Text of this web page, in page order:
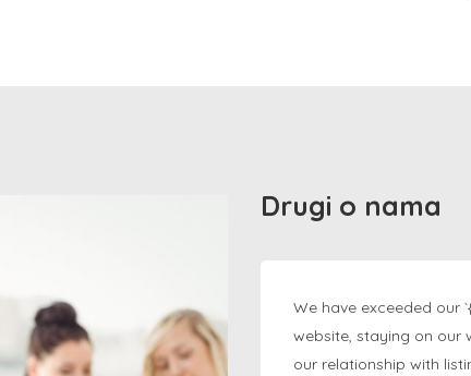
Drugi o nama
We have exceeded our
website, staying on our
our relationship with